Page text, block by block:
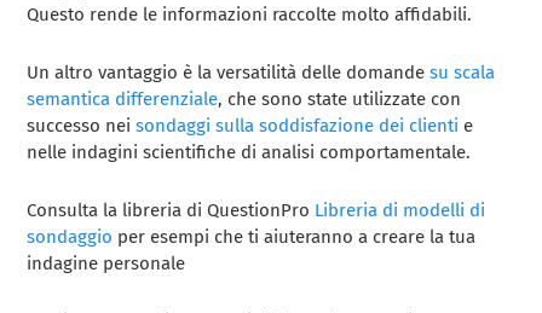
Questo rende le informazioni raccolte molto affidabili.
Un altro vantaggio è la versatilità delle domandesu scala
semantica differenziale, che sono state utilizzate con
successo neisondaggi sulla soddisfazione dei clienti e
nelle indagini scientifiche di analisi comportamentale.
Consulta la libreria di QuestionPro Libreria di modelli di
sondaggio per esempi che ti aiuteranno a creare la tua
indagine personale